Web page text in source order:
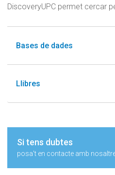
DiscoveryUPC permet cercar
Bases de dades
Llibres
Si tens dubtes
posa't en contacte amb